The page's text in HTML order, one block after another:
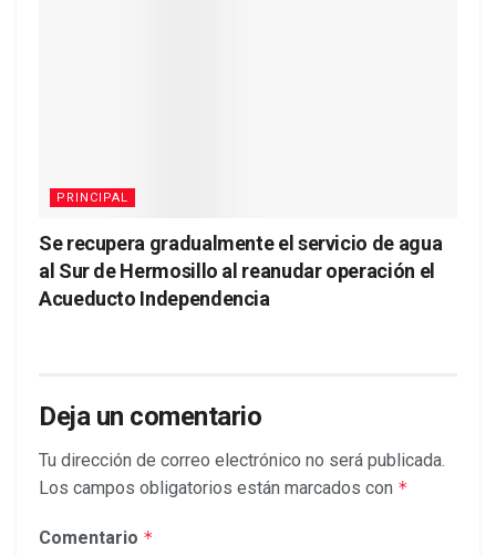
PRINCIPAL
Se recupera gradualmente el servicio de agua
al Sur de Hermosillo al reanudar operación el
Acueducto Independencia
Deja un comentario
Tu dirección de correo electrónico no será publicada.
Los campos obligatorios están marcados con *
Comentario *